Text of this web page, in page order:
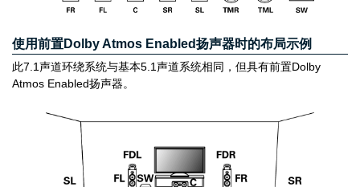
使用前置Dolby Atmos Enabled扬声器时的布局示例
此7.1声道环绕系统与基本5.1声道系统相同，但具有前置Dolby
Atmos Enabled扬声器。